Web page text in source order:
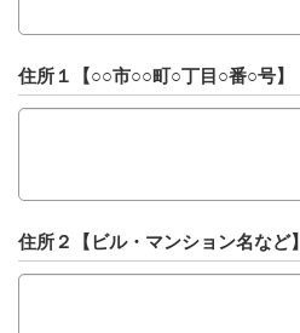
住所１【○○市○○町○丁目○番○号】
住所２【ビル・マンション名など】